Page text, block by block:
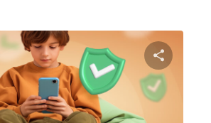
Dela